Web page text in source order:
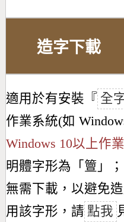
造字下載
適用於有安裝『 全
作業系統(如
Windows 10以上作
明體字形為「 䉡 」
無需下載，以避免
用該字形，請 點我